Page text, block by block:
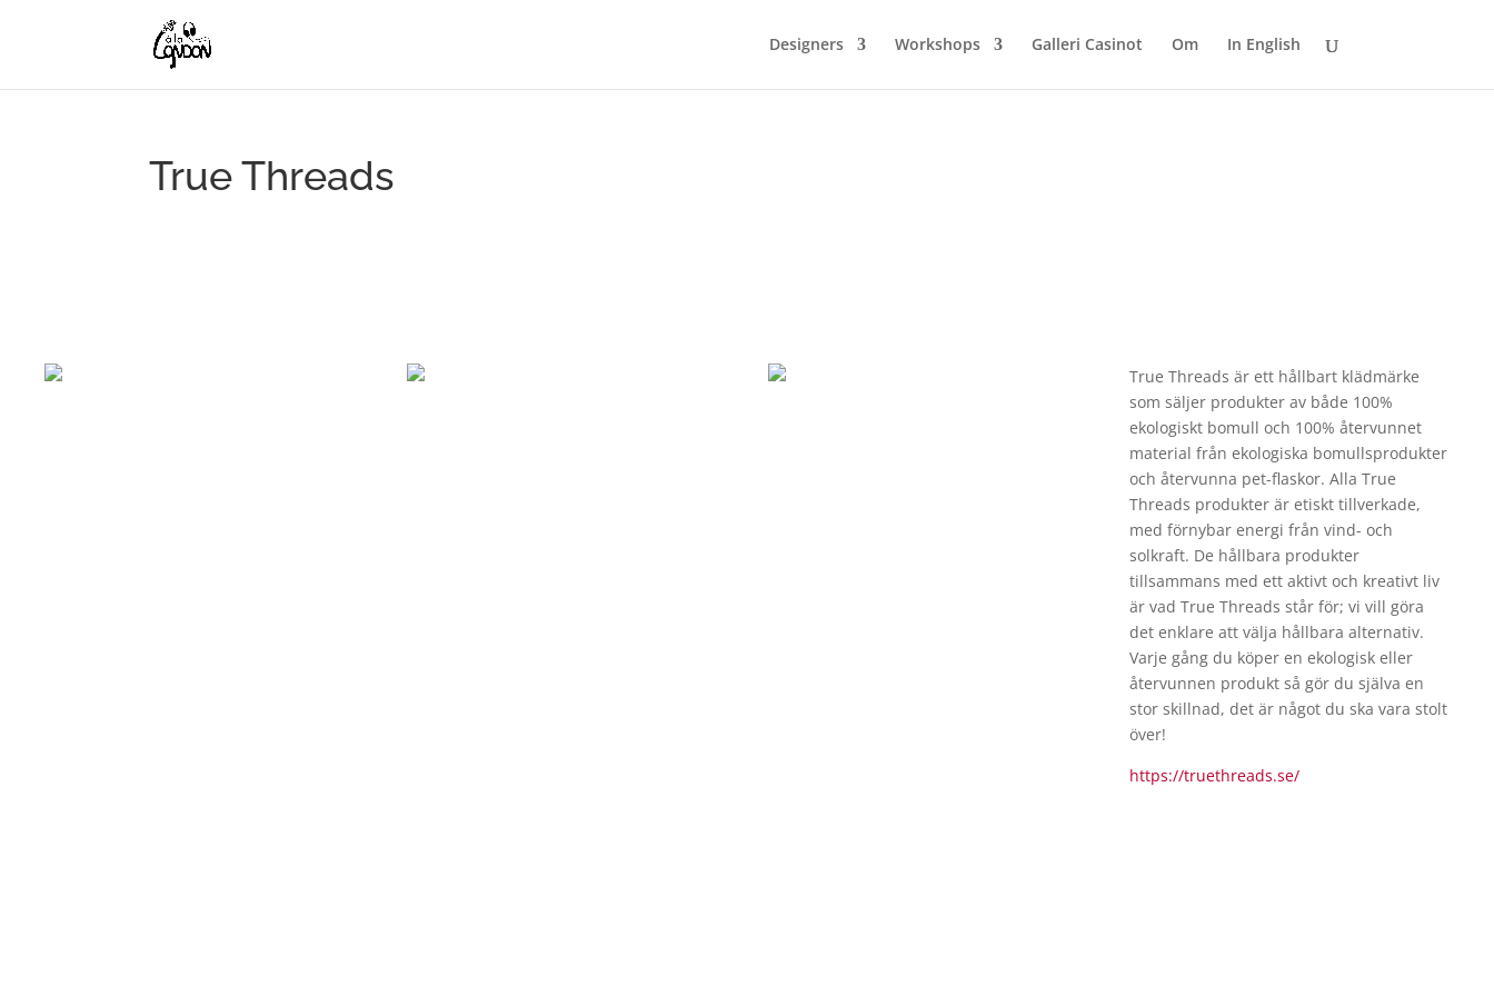
Designers Workshops Galleri Casinot Om In English
True Threads
True Threads är ett hållbart klädmärke
som säljer produkter av både 100%
ekologiskt bomull och 100% återvunnet
material från ekologiska bomullsprodukter
och återvunna pet-flaskor. Alla True
Threads produkter är etiskt tillverkade,
med förnybar energi från vind- och
solkraft. De hållbara produkter
tillsammans med ett aktivt och kreativt liv
är vad True Threads står för; vi vill göra
det enklare att välja hållbara alternativ.
Varje gång du köper en ekologisk eller
återvunnen produkt så gör du själva en
stor skillnad, det är något du ska vara stolt
över!
https://truethreads.se/